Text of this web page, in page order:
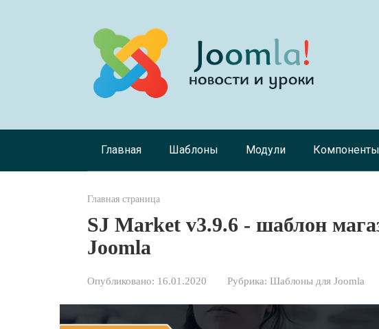
Главная Шаблоны Модули Компоненты
Главная страница
SJ Market v3.9.6 - шаблон
Joomla
Опубликовано: 16.01.2020 Рубрика: Шаблоны для Joomla